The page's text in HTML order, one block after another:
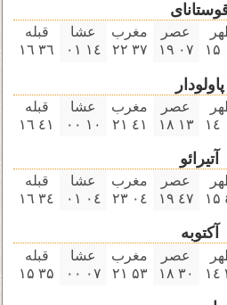
عصر
۰٧ ۱٩
مغرب
۳٧ ۲۲
عشا
۱٤ ۰۱
قبله
۳٦ ۱٦
پاولودار
عصر
۱۳ ۱٨
مغرب
٤۱ ۲۱
عشا
۱۰ ۰۰
قبله
٤۱ ۱٦
آتیرائو
عصر
٤٧ ۱٩
مغرب
۰٤ ۲۳
عشا
۰٤ ۰۱
قبله
۳٤ ۱٦
آکتوبه
عصر
۳۰ ۱٨
مغرب
۵۳ ۲۱
عشا
۰٧ ۰۰
قبله
۳۵ ۱۵